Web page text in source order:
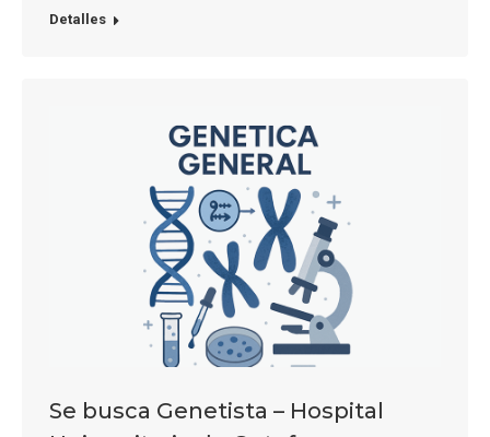
Detalles
Se busca Genetista – Hospital